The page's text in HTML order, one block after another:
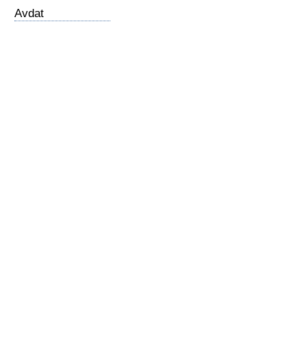
Avdat